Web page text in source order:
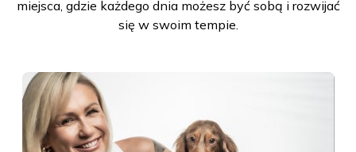
miejsca, gdzie każdego dnia możesz być sobą i rozwijać
się w swoim tempie.